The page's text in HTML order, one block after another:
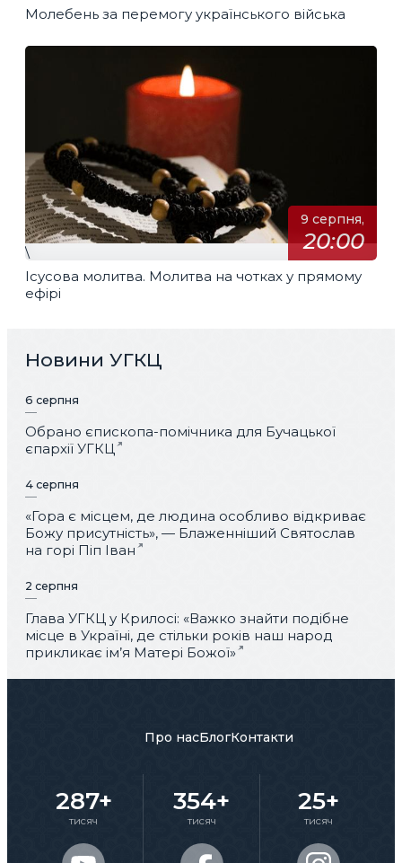
Молебень за перемогу українського війська
9 серпня,
20:00
\
Ісусова молитва. Молитва на чотках у прямому
ефірі
Новини УГКЦ
6 серпня
Обрано єпископа-помічника для Бучацької
єпархії УГКЦ
4 серпня
«Гора є місцем, де людина особливо відкриває
Божу присутність», — Блаженніший Святослав
на горі Піп Іван
2 серпня
Глава УГКЦ у Крилосі: «Важко знайти подібне
місце в Україні, де стільки років наш народ
прикликає ім’я Матері Божої»
Про насБлогКонтакти
287+
тисяч
354+
тисяч
25+
тисяч